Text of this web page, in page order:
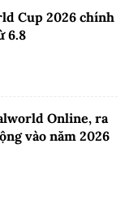
Cup 2026 chính
6.8
Online, ra
vào năm 2026